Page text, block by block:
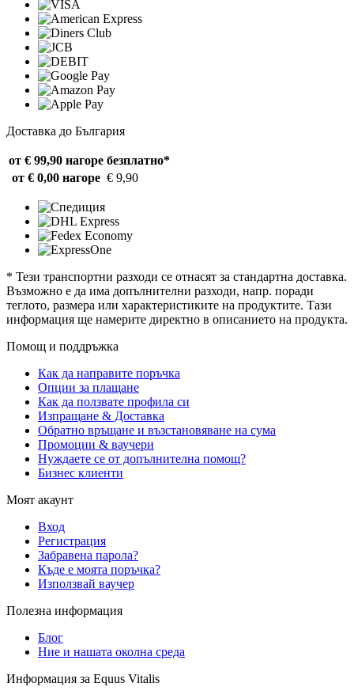
Доставка до България
от € 99,90 нагоре безплатно*
от € 0,00 нагоре € 9,90
* Тези транспортни разходи се отнасят за стандартна доставка.
Възможно е да има допълнителни разходи, напр. поради
теглото, размера или характеристиките на продуктите. Тази
информация ще намерите директно в описанието на продукта.
Помощ и поддръжка
Как да направите поръчка
Опции за плащане
Как да ползвате профила си
Изпращане & Доставка
Обратно връщане и възстановяване на сума
Промоции & ваучери
Нуждаете се от допълнителна помощ?
Бизнес клиенти
Моят акаунт
Вход
Регистрация
Забравена парола?
Къде е моята поръчка?
Използвай ваучер
Полезна информация
Блог
Ние и нашата околна среда
Информация за Equus Vitalis